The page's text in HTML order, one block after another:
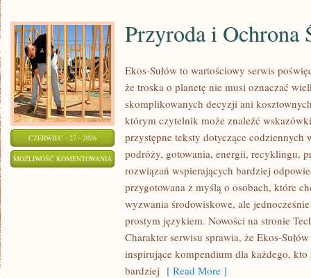
CZERWIEC - 27 - 2026
MOŻLIWOŚĆ KOMENTOWANIA PRZYRODA
OCHRONA
ŚRODOWISKA
Przyroda i Ochrona
Ekos-Sułów to wartościowy serwis
że troska o planetę nie musi oznaczać
skomplikowanych decyzji ani
którym czytelnik może znaleźć
przystępne teksty dotyczące
podróży, gotowania, energii, recyklingu,
rozwiązań wspierających bardziej
przygotowana z myślą o osobach, które
wyzwania środowiskowe, ale
prostym językiem. Nowości na stronie
Charakter serwisu sprawia, że Ekos-
inspirujące kompendium dla każdego, kto
bardziej [ Read More ]